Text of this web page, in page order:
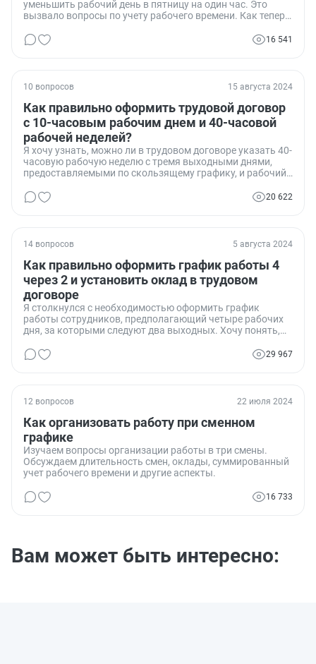
уменьшить рабочий день в пятницу на один час. Это
вызвало вопросы по учету рабочего времени. Как теперь
Ставить ли в нем 8 часов работы или учитывать
16 541
10 вопросов 15 августа 2024
Как правильно оформить трудовой договор
с 10-часовым рабочим днем и 40-часовой
рабочей неделей?
Я хочу узнать, можно ли в трудовом договоре указать 40-
часовую рабочую неделю с тремя выходными днями,
предоставляемыми по скользящему графику, и рабочий
Меня интересует, соответствует ли такое оформление20 622
14 вопросов 5 августа 2024
Как правильно оформить график работы 4
через 2 и установить оклад в трудовом
договоре
Я столкнулся с необходимостью оформить график
работы сотрудников, предполагающий четыре рабочих
дня, за которыми следуют два выходных. Хочу понять,
правильно оформить это в трудовом договоре,
ли применять суммированный учет рабочего времени.
29 967
12 вопросов 22 июля 2024
Как организовать работу при сменном
графике
Изучаем вопросы организации работы в три смены.
Обсуждаем длительность смен, оклады, суммированный
учет рабочего времени и другие аспекты.
16 733
Вам может быть интересно: